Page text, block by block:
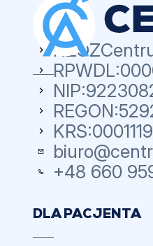
NZOZ
RPWDL:
NIP:
REGON:
KRS:
+48 660
DLA PACJENTA